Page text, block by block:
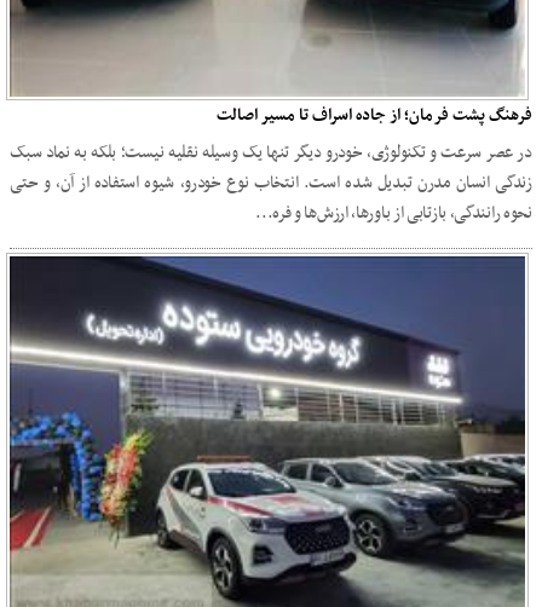
فرهنگ پشت فرمان؛ از جاده اسراف تا مسیر اصالت
در عصر سرعت و تکنولوژی، خودرو دیگر تنها یک وسیله نقلیه نیست؛ بلکه به نماد سبک
زندگی انسان مدرن تبدیل شده است. انتخاب نوع خودرو، شیوه استفاده از آن، و حتی
نحوه رانندگی، بازتابی از باورها، ارزش‌ها و فره...